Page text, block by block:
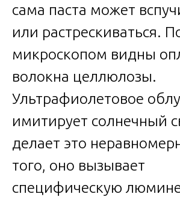
сама паста может
или растрескиваться.
микроскопом видны
волокна целлюлозы.
Ультрафиолетовое
имитирует солнечный
делает это
того, оно вызывает
специфическую